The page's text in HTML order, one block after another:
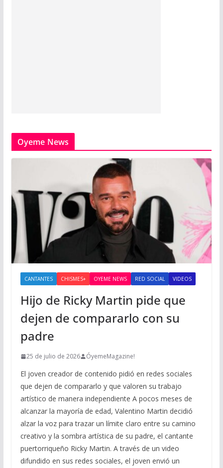
Oyeme News
CANTANTES CHISMES+ OYEME NEWS RED SOCIAL VIDEOS
Hijo de Ricky Martin pide que
dejen de compararlo con su
padre
25 de julio de 2026 ÓyemeMagazine!
El joven creador de contenido pidió en redes sociales
que dejen de compararlo y que valoren su trabajo
artístico de manera independiente A pocos meses de
alcanzar la mayoría de edad, Valentino Martin decidió
alzar la voz para trazar un límite claro entre su camino
creativo y la sombra artística de su padre, el cantante
puertorriqueño Ricky Martin. A través de un video
difundido en sus redes sociales, el joven envió un